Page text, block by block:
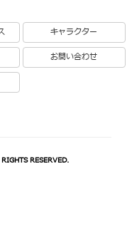
キャラクター
お問い合わせ
RESERVED.